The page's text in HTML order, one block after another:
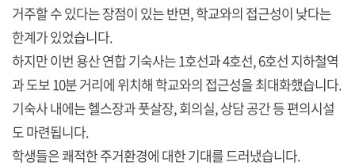
거주할 수 있다는 장점이 있는 반면, 학교와의 접근성이 낮다는
한계가 있었습니다.
하지만 이번 용산 연합 기숙사는 1호선과 4호선, 6호선 지하철역
과 도보 10분 거리에 위치해 학교와의 접근성을 최대화했습니다.
기숙사 내에는 헬스장과 풋살장, 회의실, 상담 공간 등 편의시설
도 마련됩니다.
학생들은 쾌적한 주거환경에 대한 기대를 드러냈습니다.